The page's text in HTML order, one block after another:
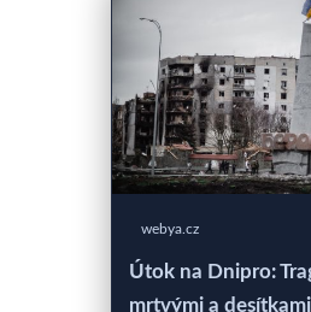
webya.cz
Útok na Dnipro:
mrtvými a